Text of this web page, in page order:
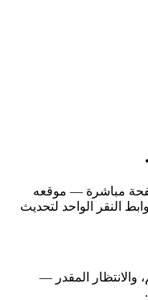
مباشرة — موقعه
النقر الواحد لتحديث
والانتظار المقدر —